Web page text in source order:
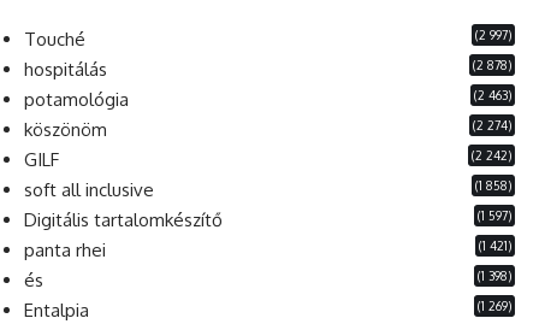
Touché (2 997)
hospitálás (2 878)
potamológia (2 463)
köszönöm (2 274)
GILF (2 242)
soft all inclusive (1 858)
Digitális tartalomkészítő (1 597)
panta rhei (1 421)
és (1 398)
Entalpia (1 269)